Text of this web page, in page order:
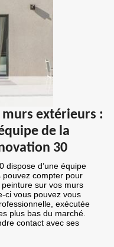
extérieurs :
de la
30
dispose d’une équipe
compter pour
sur vos murs
ci vous pouvez vous
exécutée
plus bas du marché.
contact avec ses